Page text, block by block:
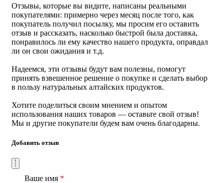
раза в день — утром и днем (вечером), желательно, за 30
минут до еды. Брикет залить 200 мл кипятка, перемешать
и дать настояться 7–10 минут, после чего травы осядут.
Противопоказания:индивидуальная непереносимость
компонентов БАД, беременность, кормление грудью.
Условия хранения:хранить в сухом, защищённом от
прямых солнечных лучей месте, при температуре не
Форма выпуска: 120 г. (2 упаковки по 30 брикетов).
Не является лекарственным средством.
Страна производства
Отзывы, которые вы видите, написаны реальными
покупателями: примерно через месяц после того, как
покупатель получил посылку, мы просим его оставить
отзыв и рассказать, насколько быстрой была доставка,
понравилось ли ему качество нашего продукта, оправдал
ли он свои ожидания и т.д.
Надеемся, эти отзывы будут вам полезны, помогут
принять взвешенное решение о покупке и сделать выбор
в пользу натуральных алтайских продуктов.
Хотите поделиться своим мнением и опытом
использования наших товаров — оставьте свой отзыв!
Мы и другие покупатели будем вам очень благодарны.
Добавить отзыв
Ваше имя *